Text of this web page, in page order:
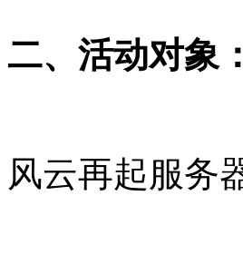
二、活动对象：
风云再起服务